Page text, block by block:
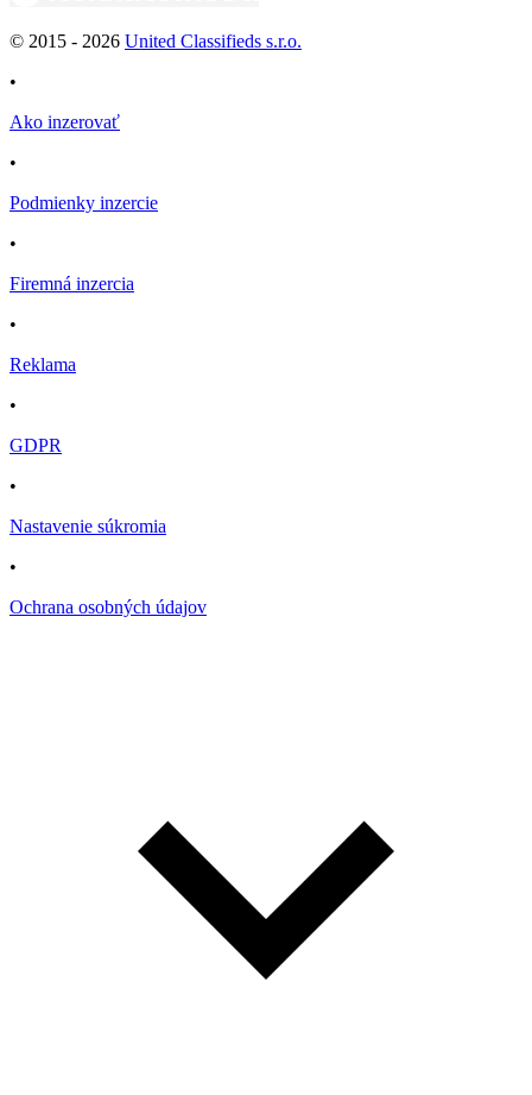
© 2015 - 2026 United Classifieds s.r.o.
•
Ako inzerovať
•
Podmienky inzercie
•
Firemná inzercia
•
Reklama
•
GDPR
•
Nastavenie súkromia
•
Ochrana osobných údajov